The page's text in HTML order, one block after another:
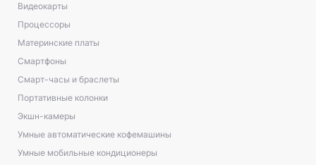
Видеокарты
Процессоры
Материнские платы
Смартфоны
Смарт-часы и браслеты
Портативные колонки
Экшн-камеры
Умные автоматические кофемашины
Умные мобильные кондиционеры